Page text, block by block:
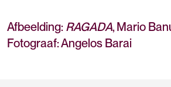
Afbeelding: RAGADA, Mario
Fotograaf: Angelos Barai